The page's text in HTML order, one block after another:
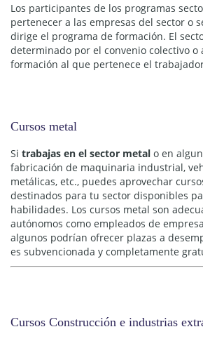
Los participantes de los programas
pertenecer a las empresas del sector o
dirige el programa de formación. El
determinado por el convenio colectivo o
formación al que pertenece el
Cursos metal
Si trabajas en el sector metal o en
fabricación de maquinaria industrial,
metálicas, etc., puedes aprovechar
destinados para tu sector disponibles
habilidades. Los cursos metal son
autónomos como empleados de
algunos podrían ofrecer plazas a
es subvencionada y completamente
Cursos Construcción e industrias